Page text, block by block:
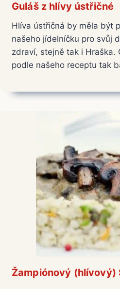
Guláš z hlívy ústřičné
Hlíva ústřičná by měla být
našeho jídelníčku pro svůj
zdraví, stejně tak i Hraška.
podle našeho receptu tak
Žampiónový (hlívový)